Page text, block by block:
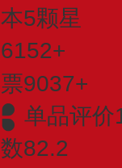
5颗星
9037+
单品评价
82.2